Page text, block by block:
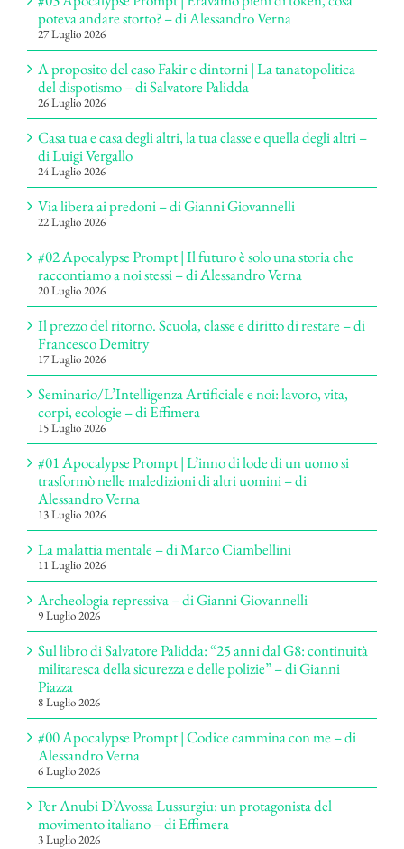
poteva andare storto? – di Alessandro Verna
27 Luglio 2026
A proposito del caso Fakir e dintorni | La tanatopolitica
del dispotismo – di Salvatore Palidda
26 Luglio 2026
Casa tua e casa degli altri, la tua classe e quella degli altri –
di Luigi Vergallo
24 Luglio 2026
Via libera ai predoni – di Gianni Giovannelli
22 Luglio 2026
#02 Apocalypse Prompt | Il futuro è solo una storia che
raccontiamo a noi stessi – di Alessandro Verna
20 Luglio 2026
Il prezzo del ritorno. Scuola, classe e diritto di restare – di
Francesco Demitry
17 Luglio 2026
Seminario/L’Intelligenza Artificiale e noi: lavoro, vita,
corpi, ecologie – di Effimera
15 Luglio 2026
#01 Apocalypse Prompt | L’inno di lode di un uomo si
trasformò nelle maledizioni di altri uomini – di
Alessandro Verna
13 Luglio 2026
La malattia mentale – di Marco Ciambellini
11 Luglio 2026
Archeologia repressiva – di Gianni Giovannelli
9 Luglio 2026
Sul libro di Salvatore Palidda: “25 anni dal G8: continuità
militaresca della sicurezza e delle polizie” – di Gianni
Piazza
8 Luglio 2026
#00 Apocalypse Prompt | Codice cammina con me – di
Alessandro Verna
6 Luglio 2026
Per Anubi D’Avossa Lussurgiu: un protagonista del
movimento italiano – di Effimera
3 Luglio 2026